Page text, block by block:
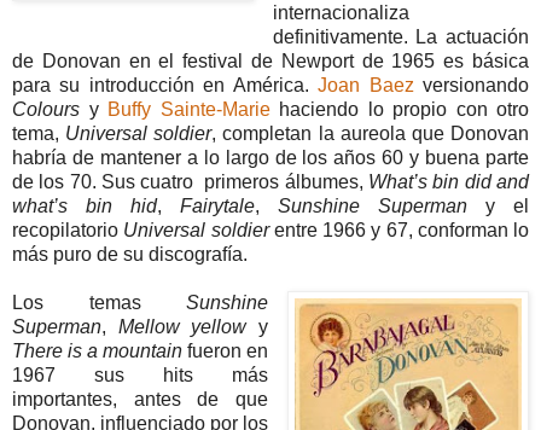
internacionaliza
definitivamente. La actuación
de Donovan en el festival de Newport de 1965 es básica
para su introducción en América.Joan Baez versionando
Colours y Buffy Sainte-Marie haciendo lo propio con otro
tema, Universal soldier, completan la aureola que Donovan
habría de mantener a lo largo de los años 60 y buena parte
de los 70. Sus cuatro primeros álbumes, What’s bin did and
what’s bin hid, Fairytale, Sunshine Superman y el
recopilatorio Universal soldierentre 1966 y 67, conforman lo
más puro de su discografía.
Los temasSunshine
Superman, Mellow yellowy
There is a mountainfueron en
1967 sus hits más
importantes, antes de que
Donovan, influenciado por los